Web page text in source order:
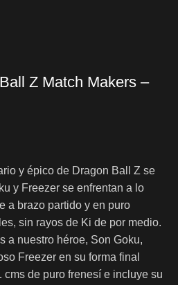
Z Match Makers –
y épico de Dragon Ball Z se
y Freezer se enfrentan a lo
a brazo partido y en puro
sin rayos de Ki de por medio.
a nuestro héroe, Son Goku,
Freezer en su forma final
cms de puro frenesí e incluye su